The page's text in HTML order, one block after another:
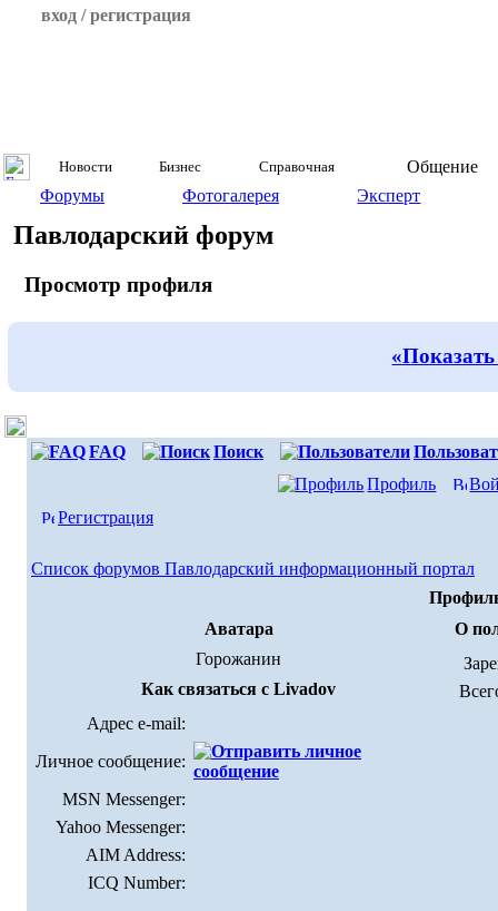
вход / регистрация
Новости Бизнес Справочная
Общение
Форумы
Фотогалерея Эксперт
Павлодарский форум
Просмотр профиля
FAQ Поиск
Профиль
Регистрация
Список форумов Павлодарский информационный портал
Аватара
О
Горожанин
Как связаться с Livadov
Адрес e-mail:
Личное сообщение:
MSN Messenger:
Yahoo Messenger:
AIM Address:
ICQ Number: